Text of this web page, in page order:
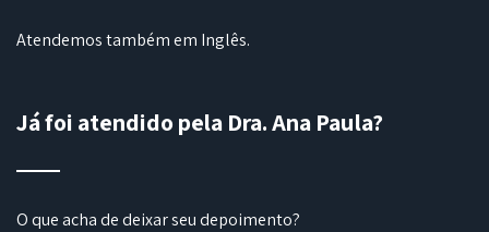
Atendemos também em Inglês.
Já foi atendido pela Dra. Ana Paula?
O que acha de deixar seu depoimento?